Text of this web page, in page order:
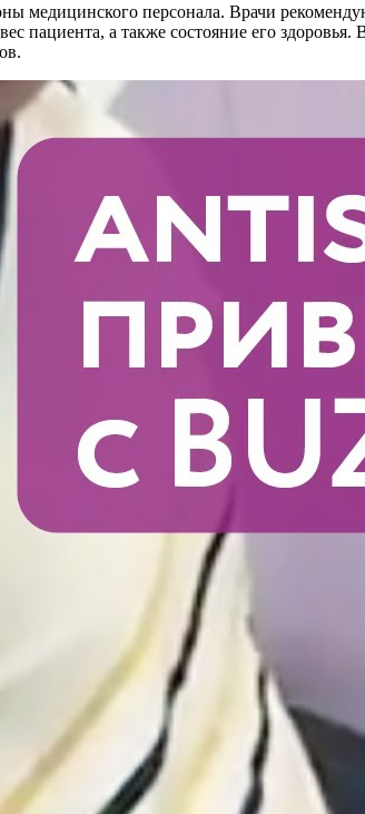
медицинского персонала. Врачи
пациента, а также состояние его